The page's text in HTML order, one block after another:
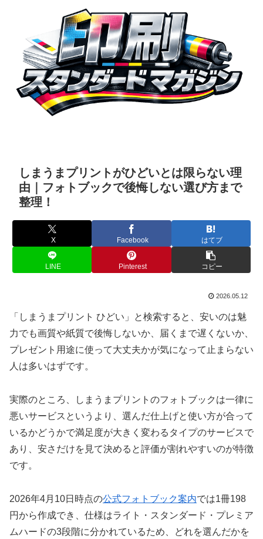
しまうまプリントがひどいとは限らない理
由｜フォトブックで後悔しない選び方まで
整理！
X Facebook はてブ
LINE Pinterest コピー
2026.05.12
「しまうまプリント ひどい」と検索すると、安いのは魅
力でも画質や紙質で後悔しないか、届くまで遅くないか、
プレゼント用途に使って大丈夫かが気になって止まらない
人は多いはずです。
実際のところ、しまうまプリントのフォトブックは一律に
悪いサービスというより、選んだ仕上げと使い方が合って
いるかどうかで満足度が大きく変わるタイプのサービスで
あり、安さだけを見て決めると評価が割れやすいのが特徴
です。
2026年4月10日時点の公式フォトブック案内では1冊198
円から作成でき、仕様はライト・スタンダード・プレミア
ムハードの3段階に分かれているため、どれを選んだかを